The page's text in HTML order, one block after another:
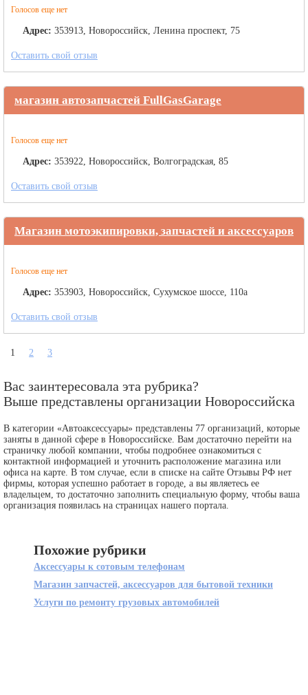
Голосов еще нет
Адрес: 353913, Новороссийск, Ленина проспект, 75
Оставить свой отзыв
магазин автозапчастей FullGasGarage
Голосов еще нет
Адрес: 353922, Новороссийск, Волгоградская, 85
Оставить свой отзыв
Магазин мотоэкипировки, запчастей и аксессуаров
Голосов еще нет
Адрес: 353903, Новороссийск, Сухумское шоссе, 110а
Оставить свой отзыв
1 2 3
Вас заинтересовала эта рубрика?
Выше представлены организации Новороссийска
В категории «Автоаксессуары» представлены 77 организаций, которые
заняты в данной сфере в Новороссийске. Вам достаточно перейти на
страничку любой компании, чтобы подробнее ознакомиться с
контактной информацией и уточнить расположение магазина или
офиса на карте. В том случае, если в списке на сайте Отзывы РФ нет
фирмы, которая успешно работает в городе, а вы являетесь ее
владельцем, то достаточно заполнить специальную форму, чтобы ваша
организация появилась на страницах нашего портала.
Похожие рубрики
Аксессуары к сотовым телефонам
Магазин запчастей, аксессуаров для бытовой техники
Услуги по ремонту грузовых автомобилей